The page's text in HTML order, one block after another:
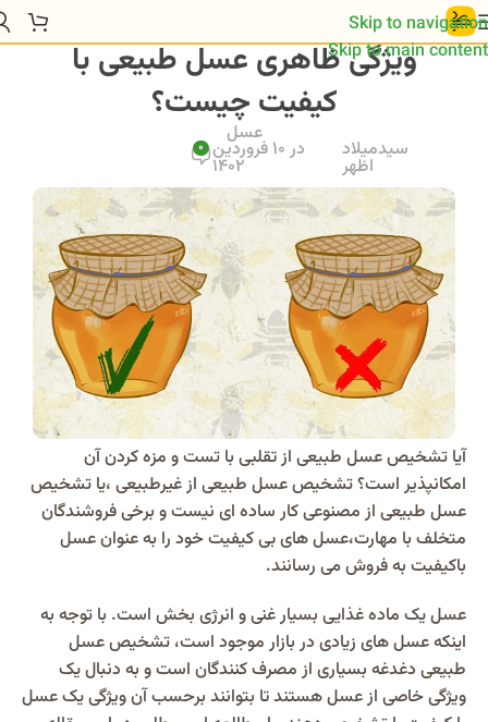
Skip to navigation
Skip to main content
ویژگی ظاهری عسل طبیعی با
کیفیت چیست؟
عسل
سیدمیلاد
اظهر
در 10 فروردین
1402
0
آیا تشخیص عسل طبیعی از تقلبی با تست و مزه کردن آن
امکانپذیر است؟ تشخیص عسل طبیعی از غیرطبیعی ،یا تشخیص
عسل طبیعی از مصنوعی کار ساده ای نیست و برخی فروشندگان
متخلف با مهارت،عسل های بی کیفیت خود را به عنوان عسل
باکیفیت به فروش می رسانند.
عسل یک ماده غذایی بسیار غنی و انرژی بخش است. با توجه به
اینکه عسل های زیادی در بازار موجود است، تشخیص عسل
طبیعی دغدغه بسیاری از مصرف کنندگان است و به دنبال یک
ویژگی خاصی از عسل هستند تا بتوانند برحسب آن ویژگی یک عسل